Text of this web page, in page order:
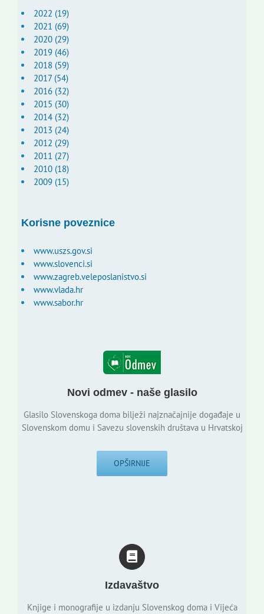
2022 (19)
2021 (69)
2020 (29)
2019 (46)
2018 (59)
2017 (54)
2016 (32)
2015 (30)
2014 (32)
2013 (24)
2012 (29)
2011 (27)
2010 (18)
2009 (15)
Korisne poveznice
www.uszs.gov.si
www.slovenci.si
www.zagreb.veleposlanistvo.si
www.vlada.hr
www.sabor.hr
Novi odmev - naše glasilo
Glasilo Slovenskoga doma bilježi najznačajnije događaje u
Slovenskom domu i Savezu slovenskih društava u Hrvatskoj
OPŠIRNIJE
Izdavaštvo
Knjige i monografije u izdanju Slovenskog doma i Vijeća